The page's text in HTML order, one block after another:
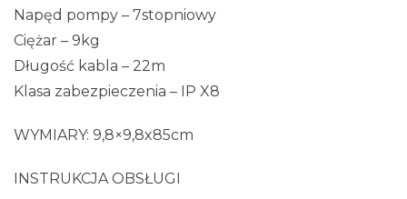
Napęd pompy – 7stopniowy
Ciężar – 9kg
Długość kabla – 22m
Klasa zabezpieczenia – IP X8
WYMIARY: 9,8×9,8x85cm
INSTRUKCJA OBSŁUGI